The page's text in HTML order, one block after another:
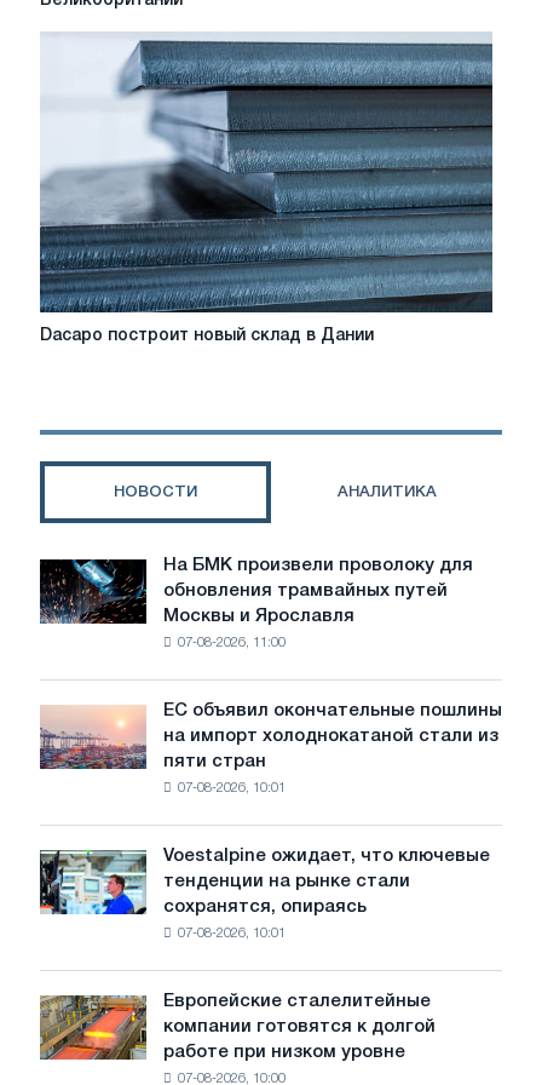
правительством
Великобритании
Dacapo
построит
Dacapo построит новый склад в Дании
НОВОСТИ АНАЛИТИКА
На
БМК
произвели
трамвайных
путей
Москвы
Ярославля
На БМК произвели проволоку для
обновления трамвайных путей
Москвы и Ярославля
07-08-2026, 11:00
объявил
окончательные
холоднокатаной
стали
из
стран
ЕС объявил окончательные пошлины
на импорт холоднокатаной стали из
пяти стран
07-08-2026, 10:01
Voestalpine
ожидает,
что
рынке
стали
сохранятся,
Voestalpine ожидает, что ключевые
тенденции на рынке стали
сохранятся, опираясь
07-08-2026, 10:01
Европейские
сталелитейные
компании
Европейские сталелитейные
компании готовятся к долгой
работе при низком уровне
07-08-2026, 10:00